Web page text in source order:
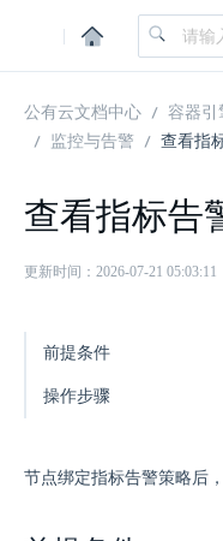
|
公有云文档中心 容器引
监控与告警
查看指
查看指标告
更新时间：2026-07-21 05:03:11
前提条件
操作步骤
节点绑定指标告警策略后